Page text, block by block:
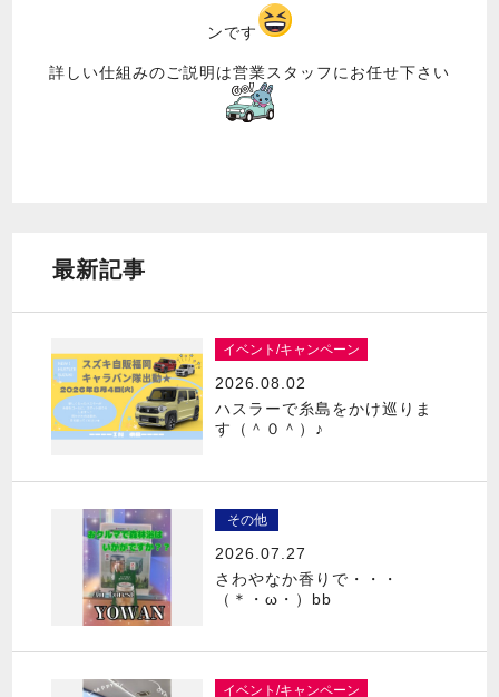
ンです
詳しい仕組みのご説明は営業スタッフにお任せ下さい
最新記事
イベント/キャンペーン
2026.08.02
ハスラーで糸島をかけ巡りま
す（＾０＾）♪
その他
2026.07.27
さわやなか香りで・・・
（＊・ω・）bb
イベント/キャンペーン